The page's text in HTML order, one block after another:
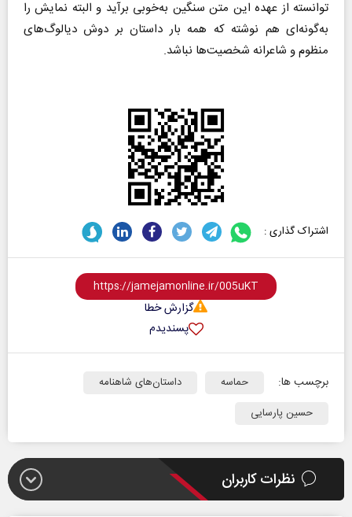
توانسته از عهده این متن سنگین به‌خوبی برآید و البته نمایش را
به‌گونه‌ای هم نوشته که همه بار داستان بر دوش دیالوگ‌های
منظوم و شاعرانه شخصیت‌ها نباشد.
اشتراک گذاری :
گزارش خطا
پسندیدم
برچسب ها: حماسه
داستان‌های شاهنامه
حسین پارسایی
نظرات کاربران